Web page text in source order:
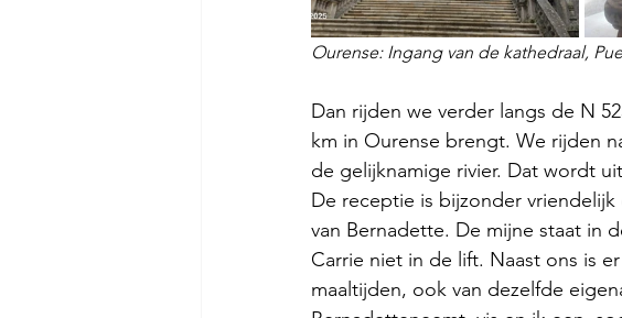
Ourense: Ingang van de kathedraal,
Dan rijden we verder langs de N
km in Ourense brengt. We rijden
de gelijknamige rivier. Dat wordt
De receptie is bijzonder
van Bernadette. De mijne staat in
Carrie niet in de lift. Naast ons is
maaltijden, ook van dezelfde